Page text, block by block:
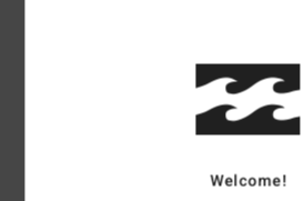
Cappello da pescatore Multi Donna
Codice colore
Welcome!